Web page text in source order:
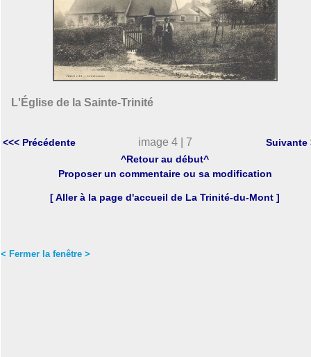
L'Église de la Sainte-Trinité
<<< Précédente image 4 | 7
Suivante
^Retour au début^
Proposer un commentaire ou sa modification
[ Aller à la page d'accueil de La Trinité-du-Mont ]
< Fermer la fenêtre >